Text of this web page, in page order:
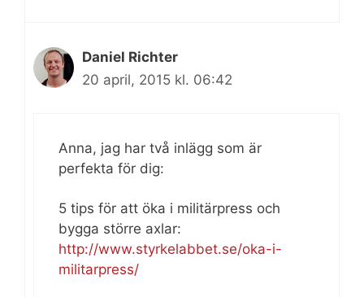
Daniel Richter
20 april, 2015 kl. 06:42
Anna, jag har två inlägg som är
perfekta för dig:
5 tips för att öka i militärpress och
bygga större axlar:
http://www.styrkelabbet.se/oka-i-
militarpress/